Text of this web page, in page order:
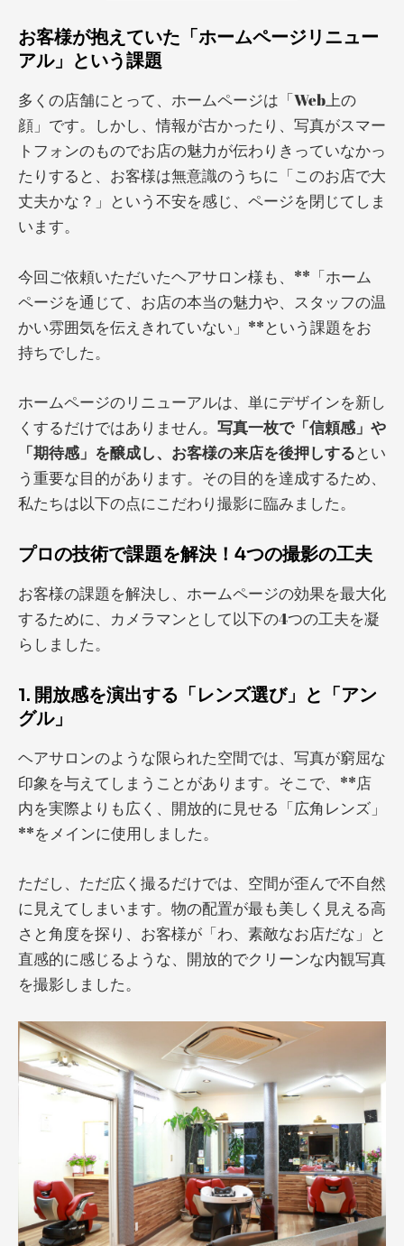
お客様が抱えていた「ホームページリニュー
アル」という課題
多くの店舗にとって、ホームページは「Web上の
顔」です。しかし、情報が古かったり、写真がスマー
トフォンのものでお店の魅力が伝わりきっていなかっ
たりすると、お客様は無意識のうちに「このお店で大
丈夫かな？」という不安を感じ、ページを閉じてしま
います。
今回ご依頼いただいたヘアサロン様も、**「ホーム
ページを通じて、お店の本当の魅力や、スタッフの温
かい雰囲気を伝えきれていない」**という課題をお
持ちでした。
ホームページのリニューアルは、単にデザインを新し
くするだけではありません。 写真一枚で「信頼感」や
「期待感」を醸成し、お客様の来店を後押しするとい
う重要な目的があります。その目的を達成するため、
私たちは以下の点にこだわり撮影に臨みました。
プロの技術で課題を解決！4つの撮影の工夫
お客様の課題を解決し、ホームページの効果を最大化
するために、カメラマンとして以下の4つの工夫を凝
らしました。
1. 開放感を演出する「レンズ選び」と「アン
グル」
ヘアサロンのような限られた空間では、写真が窮屈な
印象を与えてしまうことがあります。そこで、**店
内を実際よりも広く、開放的に見せる「広角レンズ」
**をメインに使用しました。
ただし、ただ広く撮るだけでは、空間が歪んで不自然
に見えてしまいます。物の配置が最も美しく見える高
さと角度を探り、お客様が「わ、素敵なお店だな」と
直感的に感じるような、開放的でクリーンな内観写真
を撮影しました。